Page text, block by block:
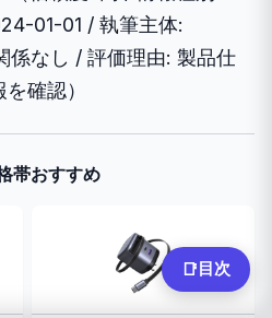
01-01 / 執筆主体:
係なし / 評価理由: 製品仕
確認）
📑 目次
帯おすすめ